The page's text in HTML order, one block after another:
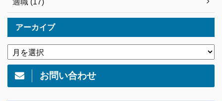
適職 (17)
アーカイブ
お問い合わせ